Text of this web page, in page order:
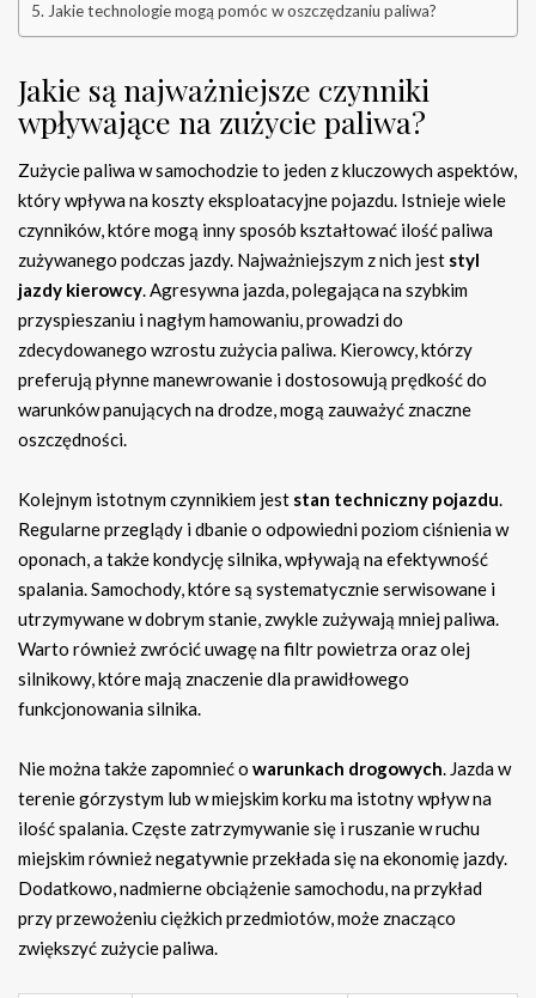
Jakie technologie mogą pomóc w oszczędzaniu paliwa?
Jakie są najważniejsze czynniki
wpływające na zużycie paliwa?
Zużycie paliwa w samochodzie to jeden z kluczowych aspektów,
który wpływa na koszty eksploatacyjne pojazdu. Istnieje wiele
czynników, które mogą inny sposób kształtować ilość paliwa
zużywanego podczas jazdy. Najważniejszym z nich jest styl
jazdy kierowcy. Agresywna jazda, polegająca na szybkim
przyspieszaniu i nagłym hamowaniu, prowadzi do
zdecydowanego wzrostu zużycia paliwa. Kierowcy, którzy
preferują płynne manewrowanie i dostosowują prędkość do
warunków panujących na drodze, mogą zauważyć znaczne
oszczędności.
Kolejnym istotnym czynnikiem jest stan techniczny pojazdu.
Regularne przeglądy i dbanie o odpowiedni poziom ciśnienia w
oponach, a także kondycję silnika, wpływają na efektywność
spalania. Samochody, które są systematycznie serwisowane i
utrzymywane w dobrym stanie, zwykle zużywają mniej paliwa.
Warto również zwrócić uwagę na filtr powietrza oraz olej
silnikowy, które mają znaczenie dla prawidłowego
funkcjonowania silnika.
Nie można także zapomnieć o warunkach drogowych. Jazda w
terenie górzystym lub w miejskim korku ma istotny wpływ na
ilość spalania. Częste zatrzymywanie się i ruszanie w ruchu
miejskim również negatywnie przekłada się na ekonomię jazdy.
Dodatkowo, nadmierne obciążenie samochodu, na przykład
przy przewożeniu ciężkich przedmiotów, może znacząco
zwiększyć zużycie paliwa.